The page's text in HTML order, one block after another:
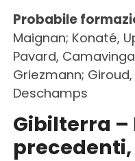
Probabile
Maignan; Konaté,
Pavard,
Griezmann;
Deschamps
Gibilterra –